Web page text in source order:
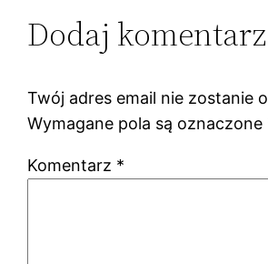
Dodaj komentarz
Twój adres email nie zostanie
Wymagane pola są oznaczone
Komentarz *